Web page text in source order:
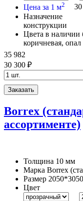
Цена за 1 м2
Назначение
конструкции
Цвета в наличии
коричневая, опал
35 982
30 300 ₽
Borrex
ассортименте)
Толщина 10 мм
Марка Borrex
Размер
Цвет